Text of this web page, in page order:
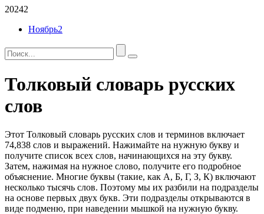
20242
Ноябрь2
Толковый словарь русских
слов
Этот Толковый словарь русских слов и терминов включает
74,838 слов и выражений. Нажимайте на нужную букву и
получите список всех слов, начинающихся на эту букву.
Затем, нажимая на нужное слово, получите его подробное
объяснение. Многие буквы (такие, как А, Б, Г, З, К) включают
несколько тысячь слов. Поэтому мы их разбили на подразделы
на основе первых двух букв. Эти подразделы открываются в
виде подменю, при наведении мышкой на нужную букву.